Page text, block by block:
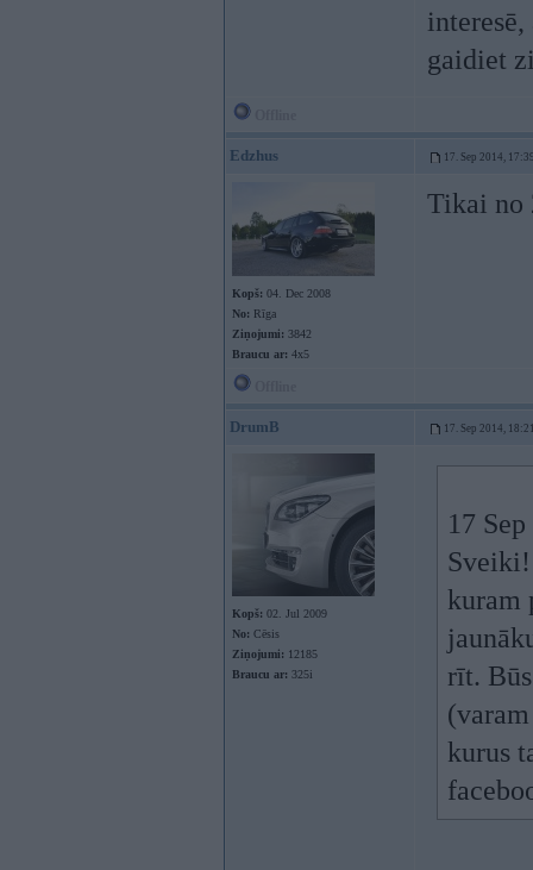
gaidiet
Edzhus 17. Sep 2014,
Kopš: 04. Dec 2008
No: Rīga
Ziņojumi: 3842
Braucu ar: 4x5
Tikai no
DrumB 17. Sep 2014,
Kopš: 02. Jul 2009
No: Cēsis
Ziņojumi: 12185
Braucu ar: 325i
17
kuram
rīt.
kurus